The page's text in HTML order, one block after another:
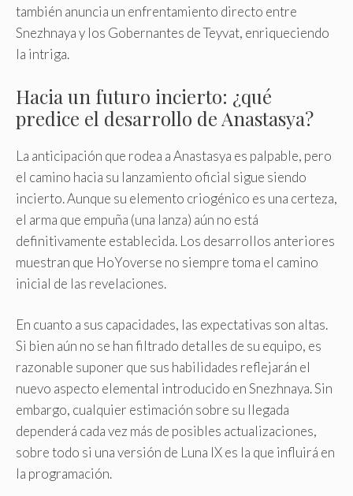
también anuncia un enfrentamiento directo entre
Snezhnaya y los Gobernantes de Teyvat, enriqueciendo
la intriga.
Hacia un futuro incierto: ¿qué
predice el desarrollo de Anastasya?
La anticipación que rodea a Anastasya es palpable, pero
el camino hacia su lanzamiento oficial sigue siendo
incierto. Aunque su elemento criogénico es una certeza,
el arma que empuña (una lanza) aún no está
definitivamente establecida. Los desarrollos anteriores
muestran que HoYoverse no siempre toma el camino
inicial de las revelaciones.
En cuanto a sus capacidades, las expectativas son altas.
Si bien aún no se han filtrado detalles de su equipo, es
razonable suponer que sus habilidades reflejarán el
nuevo aspecto elemental introducido en Snezhnaya. Sin
embargo, cualquier estimación sobre su llegada
dependerá cada vez más de posibles actualizaciones,
sobre todo si una versión de Luna IX es la que influirá en
la programación.